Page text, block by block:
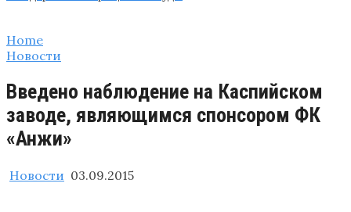
Home
Новости
Введено наблюдение на Каспийском
заводе, являющимся спонсором ФК
«Анжи»
Новости 03.09.2015